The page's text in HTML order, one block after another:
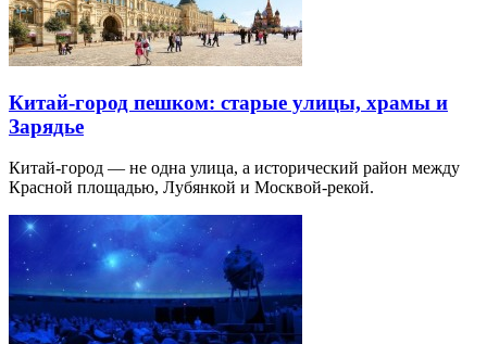
Китай-город пешком: старые улицы, храмы и
Зарядье
Китай-город — не одна улица, а исторический район между
Красной площадью, Лубянкой и Москвой-рекой.